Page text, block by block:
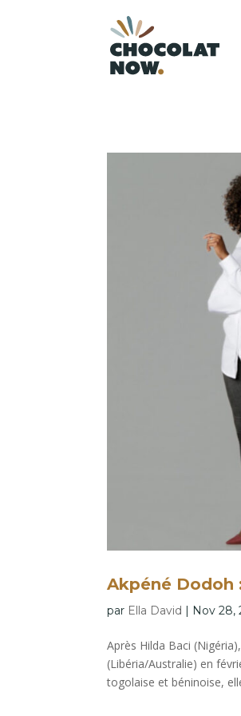
Akpéné Dodoh
par Ella David | Nov 28,
Après Hilda Baci
(Libéria/Australie) en
togolaise et béninoise,